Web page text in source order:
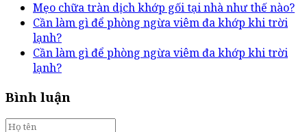
Mẹo chữa tràn dịch khớp gối tại nhà như thế nào?
Cần làm gì để phòng ngừa viêm đa khớp khi trời
lạnh?
Cần làm gì để phòng ngừa viêm đa khớp khi trời
lạnh?
Bình luận